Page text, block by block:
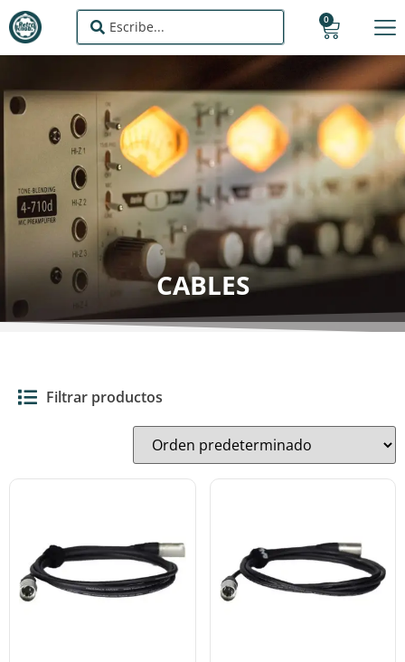
0
CABLES
Filtrar productos